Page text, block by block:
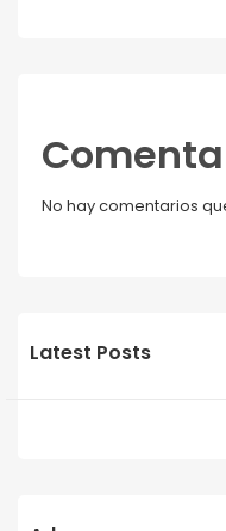
No hay comentarios
Latest Posts